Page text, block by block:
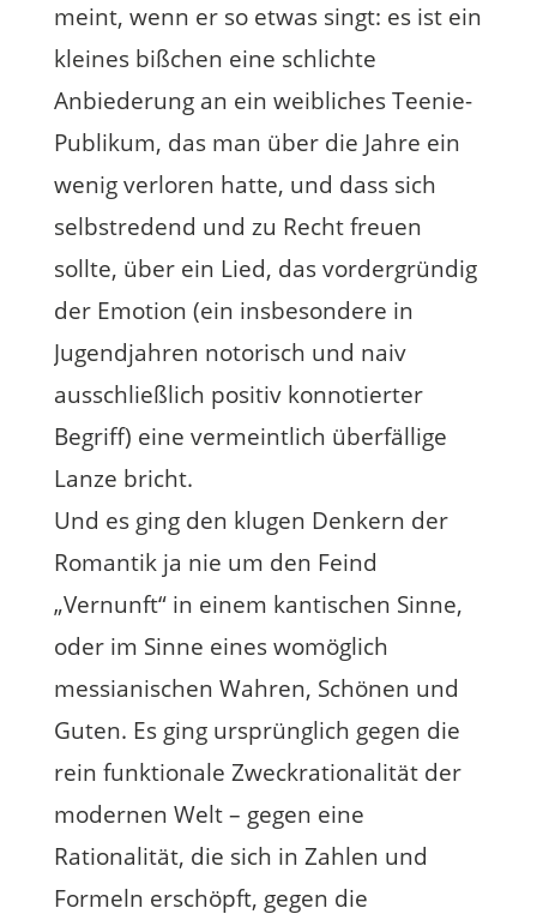
meint, wenn er so etwas singt: es ist ein
kleines bißchen eine schlichte
Anbiederung an ein weibliches Teenie-
Publikum, das man über die Jahre ein
wenig verloren hatte, und dass sich
selbstredend und zu Recht freuen
sollte, über ein Lied, das vordergründig
der Emotion (ein insbesondere in
Jugendjahren notorisch und naiv
ausschließlich positiv konnotierter
Begriff) eine vermeintlich überfällige
Lanze bricht.
Und es ging den klugen Denkern der
Romantik ja nie um den Feind
„Vernunft“ in einem kantischen Sinne,
oder im Sinne eines womöglich
messianischen Wahren, Schönen und
Guten. Es ging ursprünglich gegen die
rein funktionale Zweckrationalität der
modernen Welt – gegen eine
Rationalität, die sich in Zahlen und
Formeln erschöpft, gegen die